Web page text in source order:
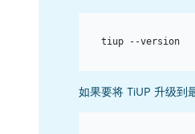
tiup --version
如果要将 TiUP 升级到